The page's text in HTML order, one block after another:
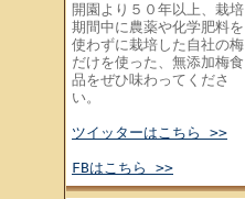
開園より５０年以上、栽培
期間中に農薬や化学肥料を
使わずに栽培した自社の梅
だけを使った、無添加梅食
品をぜひ味わってくださ
い。
ツイッターはこちら >>
FBはこちら >>